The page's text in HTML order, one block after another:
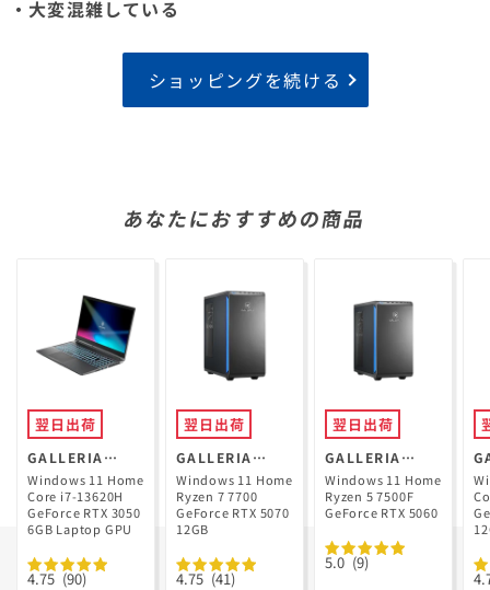
・大変混雑している
ショッピングを続ける
あなたにおすすめの商品
翌日出荷
GALLERIA
RL7C-R35-5N
Windows 11 Home
Core i7-13620H
GeForce RTX 3050
6GB Laptop GPU
4.75 (90)
翌日出荷
GALLERIA
XPR7A-R57-GD
Ryzen 7 7700
搭載
Windows 11 Home
Ryzen 7 7700
GeForce RTX 5070
12GB
4.75 (41)
翌日出荷
GALLERIA
XGR5M-R56-
GD Ryzen 5
7500F搭載
Windows 11 Home
Ryzen 5 7500F
GeForce RTX 5060
5.0 (9)